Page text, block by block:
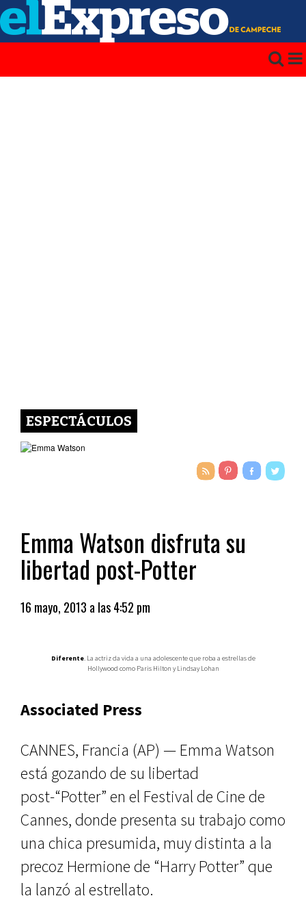
ESPECTÁCULOS
Emma Watson disfruta su
libertad post-Potter
16 mayo, 2013 a las 4:52 pm
Diferente. La actriz da vida a una adolescente que roba a estrellas de
Hollywood como Paris Hilton y Lindsay Lohan
Associated Press
CANNES, Francia (AP) — Emma Watson
está gozando de su libertad
post-“Potter” en el Festival de Cine de
Cannes, donde presenta su trabajo como
una chica presumida, muy distinta a la
precoz Hermione de “Harry Potter” que
la lanzó al estrellato.